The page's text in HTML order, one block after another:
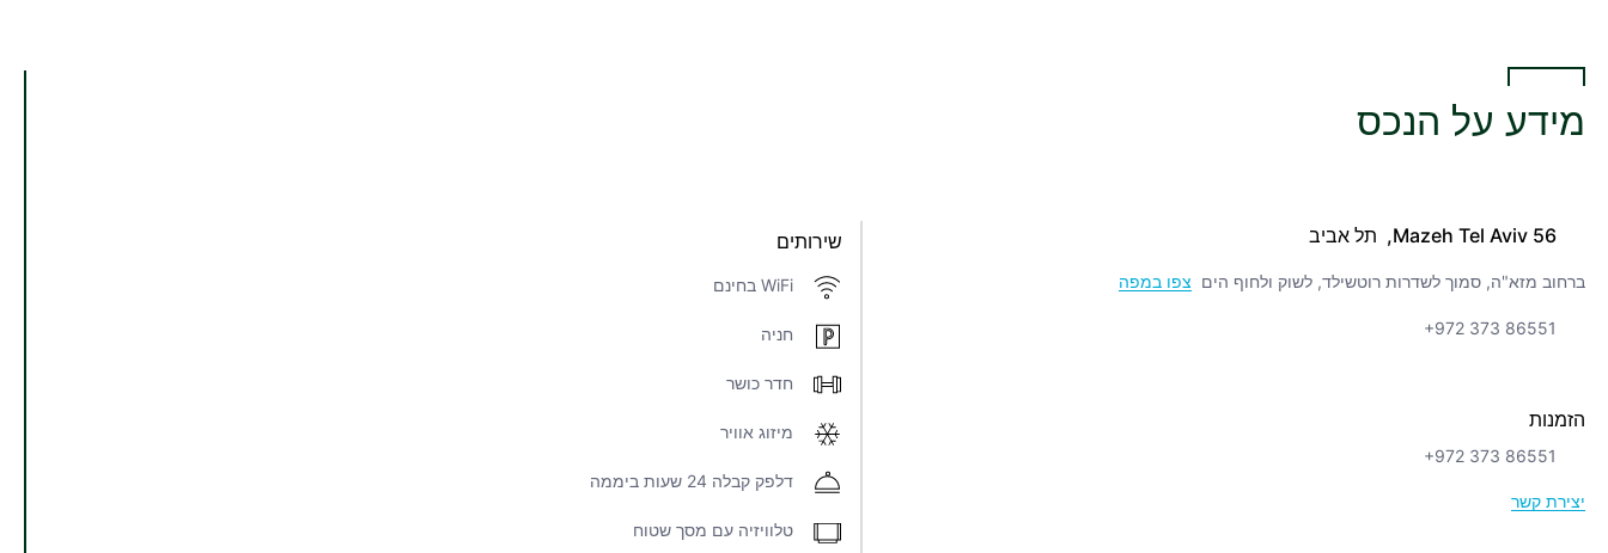
מידע על הנכס
56 Mazeh Tel Aviv, תל אביב
ברחוב מזא"ה, סמוך לשדרות רוטשילד, לשוק ולחוף הים צפו במפה
+972 373 86551
הזמנות
+972 373 86551
יצירת קשר
שירותים
WiFi בחינם
חניה
חדר כושר
מיזוג אוויר
דלפק קבלה 24 שעות ביממה
טלוויזיה עם מסך שטוח